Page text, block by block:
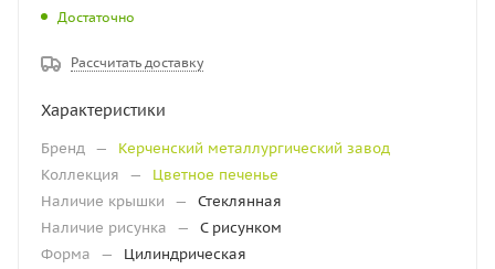
Достаточно
Рассчитать доставку
Характеристики
Бренд —
Керченский металлургический завод
Коллекция
—
Цветное печенье
Наличие крышки
—
Стеклянная
Наличие рисунка
—
С рисунком
Форма
—
Цилиндрическая